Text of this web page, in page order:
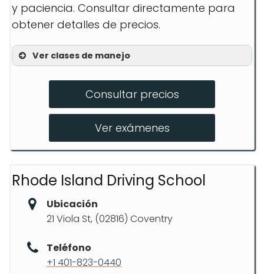
y paciencia. Consultar directamente para
obtener detalles de precios.
Ver clases de manejo
Clases avanzadas
Preparación para test de manejo
Consultar precios
Ver exámenes
Rhode Island Driving School
Ubicación
21 Viola St, (02816) Coventry
Teléfono
+1 401-823-0440